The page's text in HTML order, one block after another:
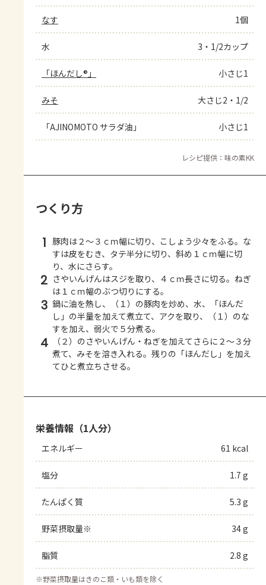
なす 1個
水 3・1/2カップ
「ほんだし®」 小さじ1
みそ 大さじ2・1/2
「AJINOMOTO サラダ油」 小さじ1
レシピ提供：味の素KK
つくり方
1 豚肉は２～３ｃｍ幅に切り、こしょう少々をふる。な
すは皮をむき、タテ半分に切り、斜め１ｃｍ幅に切
り、水にさらす。
2 さやいんげんはスジを取り、４ｃｍ長さに切る。ねぎ
は１ｃｍ幅のぶつ切りにする。
3 鍋に油を熱し、（１）の豚肉を炒め、水、「ほんだ
し」の半量を加えて煮立て、アクを取り、（１）のな
すを加え、弱火で５分煮る。
4
（２）のさやいんげん・ねぎを加えてさらに２～３分
煮て、みそを溶き入れる。残りの「ほんだし」を加え
てひと煮立ちさせる。
栄養情報（1人分）
エネルギー 61 kcal
塩分 1.7 g
たんぱく質 5.3 g
野菜摂取量※ 34 g
脂質 2.8 g
※野菜摂取量はきのこ類・いも類を除く